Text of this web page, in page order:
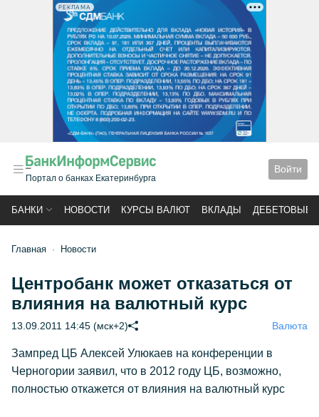
РЕКЛАМА
Портал о банках Екатеринбурга
Войти
БАНКИ НОВОСТИ КУРСЫ ВАЛЮТ ВКЛАДЫ ДЕБЕТОВЫЕ
Главная Новости
Центробанк может отказаться от
влияния на валютный курс
13.09.2011 14:45 (мск+2) Валюта
Зампред ЦБ Алексей Улюкаев на конференции в
Черногории заявил, что в 2012 году ЦБ, возможно,
полностью откажется от влияния на валютный курс